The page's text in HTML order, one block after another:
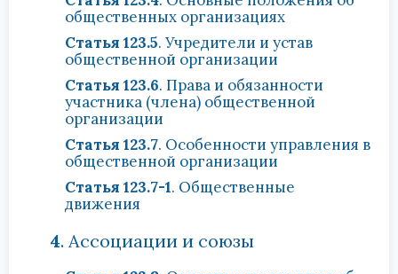
общественных организациях
Статья 123.5. Учредители и устав
общественной организации
Статья 123.6. Права и обязанности
участника (члена) общественной
организации
Статья 123.7. Особенности управления в
общественной организации
Статья 123.7-1. Общественные
движения
4. Ассоциации и союзы